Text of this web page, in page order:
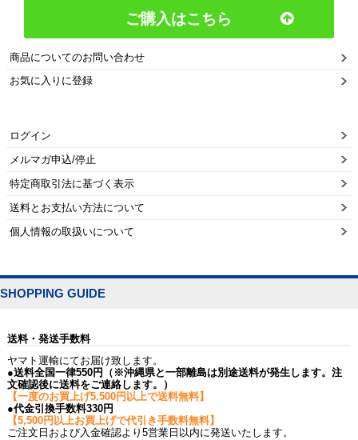
ご購入はこちら
商品についてのお問い合わせ
お気に入りに登録
ログイン
メルマガ申込/停止
特定商取引法に基づく表示
送料とお支払い方法について
個人情報の取扱いについて
SHOPPING GUIDE
送料・発送手数料
ヤマト運輸にてお届け致します。
●送料全国一律550円（※沖縄県と一部離島は別途送料が発生します。注
文確認後に送料をご連絡します。）
【一度のお買上げ5,500円以上で送料無料】
●代金引換手数料330円
【5,500円以上お買上げで代引き手数料無料】
ご注文日および入金確認より5営業日以内に発送いたします。